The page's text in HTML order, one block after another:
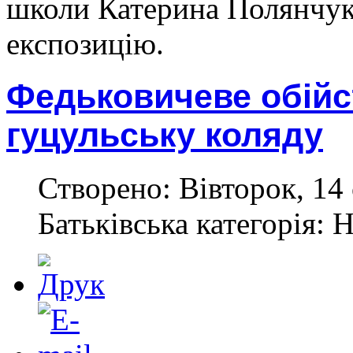
школи Катерина
експозицію.
Федьковичеве
гуцульську коляду
Створено: Вівторок,
Батьківська категорія: